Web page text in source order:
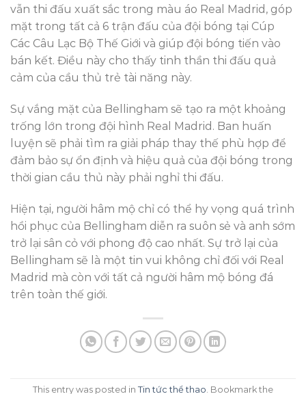
vẫn thi đấu xuất sắc trong màu áo Real Madrid, góp
mặt trong tất cả 6 trận đấu của đội bóng tại Cúp
Các Câu Lạc Bộ Thế Giới và giúp đội bóng tiến vào
bán kết. Điều này cho thấy tinh thần thi đấu quả
cảm của cầu thủ trẻ tài năng này.
Sự vắng mặt của Bellingham sẽ tạo ra một khoảng
trống lớn trong đội hình Real Madrid. Ban huấn
luyện sẽ phải tìm ra giải pháp thay thế phù hợp để
đảm bảo sự ổn định và hiệu quả của đội bóng trong
thời gian cầu thủ này phải nghỉ thi đấu.
Hiện tại, người hâm mộ chỉ có thể hy vọng quá trình
hồi phục của Bellingham diễn ra suôn sẻ và anh sớm
trở lại sân cỏ với phong độ cao nhất. Sự trở lại của
Bellingham sẽ là một tin vui không chỉ đối với Real
Madrid mà còn với tất cả người hâm mộ bóng đá
trên toàn thế giới.
This entry was posted in Tin tức thể thao. Bookmark the